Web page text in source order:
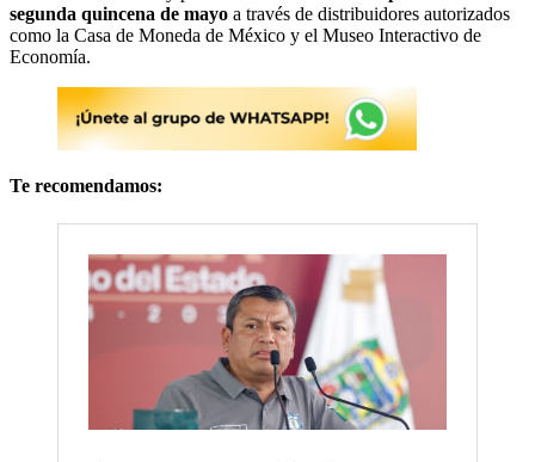
segunda quincena de mayo a través de distribuidores autorizados
como la Casa de Moneda de México y el Museo Interactivo de
Economía.
Te recomendamos: